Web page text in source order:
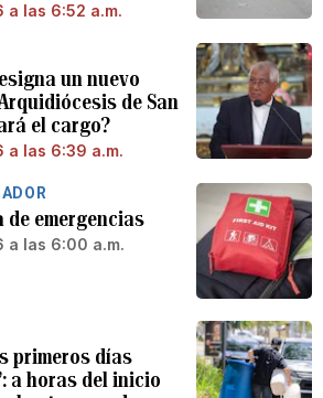
a las 6:52 a.m.
un nuevo
de San
el cargo?
a las 6:39 a.m.
de emergencias
a las 6:00 a.m.
primeros días
a horas del inicio